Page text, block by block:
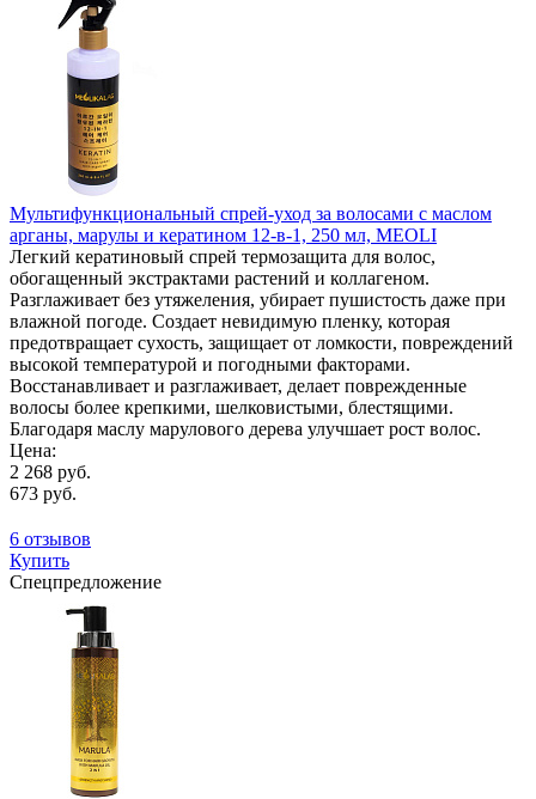
Мультифункциональный спрей-уход за волосами с маслом
арганы, марулы и кератином 12-в-1, 250 мл, MEOLI
Легкий кератиновый спрей термозащита для волос,
обогащенный экстрактами растений и коллагеном.
Разглаживает без утяжеления, убирает пушистость даже при
влажной погоде. Создает невидимую пленку, которая
предотвращает сухость, защищает от ломкости, повреждений
высокой температурой и погодными факторами.
Восстанавливает и разглаживает, делает поврежденные
волосы более крепкими, шелковистыми, блестящими.
Благодаря маслу марулового дерева улучшает рост волос.
Цена:
2 268 руб.
673 руб.
6 отзывов
Купить
Спецпредложение